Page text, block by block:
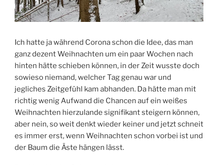
Ich hatte ja während Corona schon die Idee, das man
ganz dezent Weihnachten um ein paar Wochen nach
hinten hätte schieben können, in der Zeit wusste doch
sowieso niemand, welcher Tag genau war und
jegliches Zeitgefühl kam abhanden. Da hätte man mit
richtig wenig Aufwand die Chancen auf ein weißes
Weihnachten hierzulande signifikant steigern können,
aber nein, so weit denkt wieder keiner und jetzt schneit
es immer erst, wenn Weihnachten schon vorbei ist und
der Baum die Äste hängen lässt.